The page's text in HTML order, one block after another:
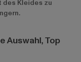
Kleides zu
Auswahl, Top